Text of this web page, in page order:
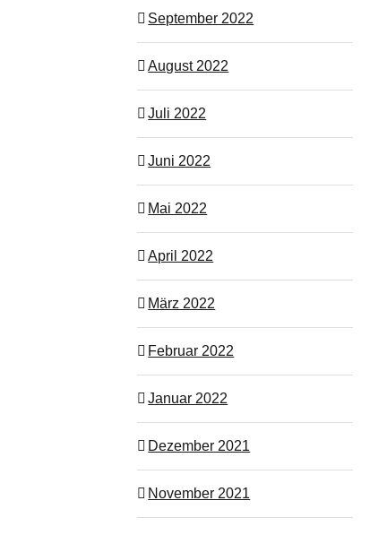
September 2022
August 2022
Juli 2022
Juni 2022
Mai 2022
April 2022
März 2022
Februar 2022
Januar 2022
Dezember 2021
November 2021